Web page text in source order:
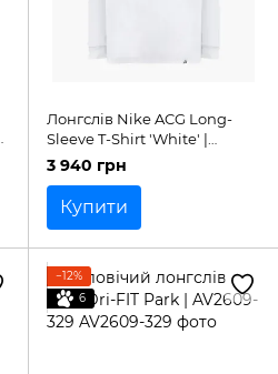
Лонгслів Nike ACG Long-
Sleeve T-Shirt 'White' |
DX9450-100
3 940 грн
Купити
−12%
6